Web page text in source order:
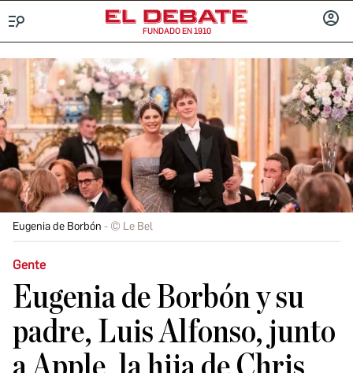
FUNDADO EN 1910
Eugenia de Borbón © Le Bel
Gente
Eugenia de Borbón y su
padre, Luis Alfonso, junto